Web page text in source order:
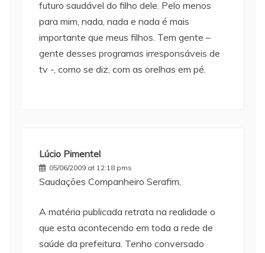
futuro saudável do filho dele. Pelo menos
para mim, nada, nada e nada é mais
importante que meus filhos. Tem gente –
gente desses programas irresponsáveis de
tv -, como se diz, com as orelhas em pé.
Lúcio Pimentel
05/06/2009 at 12:18 pms
Saudações Companheiro Serafim,
A matéria publicada retrata na realidade o
que esta acontecendo em toda a rede de
saúde da prefeitura. Tenho conversado